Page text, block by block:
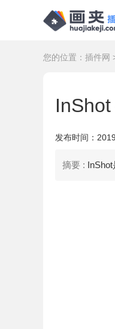
您的位置： 插件网
发布时间：
摘要 :